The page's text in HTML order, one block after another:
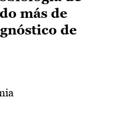
más de
de